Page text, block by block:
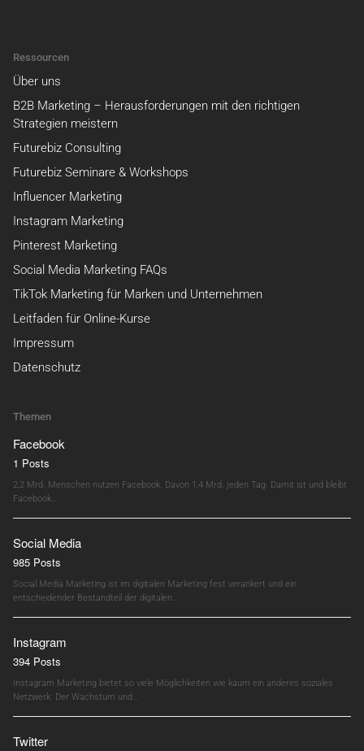
Ressourcen
Über uns
B2B Marketing – Herausforderungen mit den richtigen
Strategien meistern
Futurebiz Consulting
Futurebiz Seminare & Workshops
Influencer Marketing
Instagram Marketing
Pinterest Marketing
Social Media Marketing FAQs
TikTok Marketing für Marken und Unternehmen
Leitfaden für Online-Kurse
Impressum
Datenschutz
Themen
Facebook
1 Posts
2,2 Mrd. Menschen nutzen Facebook. Davon 1,4 Mrd. jeden Tag. Damit ist und bleibt
Facebook…
Social Media
985 Posts
Social Media Marketing ist im digitalen Marketing fest verankert und ein
entscheidender Bestandteil der digitalen…
Instagram
394 Posts
Instagram Marketing bietet so viele Möglichkeiten wie kaum ein anderes soziales
Netzwerk. Der Wachstum und…
Twitter